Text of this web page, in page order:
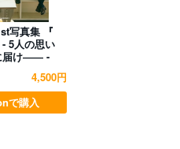
写真集 『
5人の思い
届け―― -
4,500円
で購入